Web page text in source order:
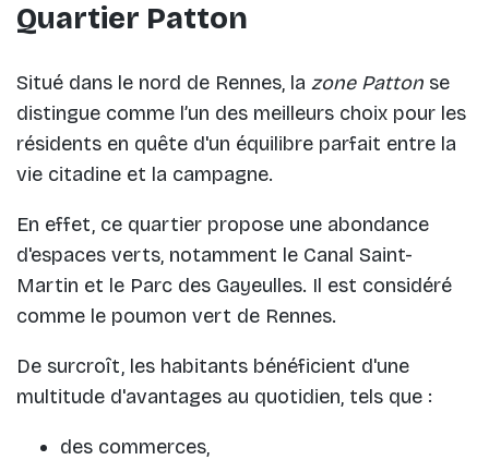
Quartier Patton
Situé dans le nord de Rennes, la zone Patton se
distingue comme l’un des meilleurs choix pour les
résidents en quête d'un équilibre parfait entre la
vie citadine et la campagne.
En effet, ce quartier propose une abondance
d'espaces verts, notamment le Canal Saint-
Martin et le Parc des Gayeulles. Il est considéré
comme le poumon vert de Rennes.
De surcroît, les habitants bénéficient d'une
multitude d'avantages au quotidien, tels que :
des commerces,